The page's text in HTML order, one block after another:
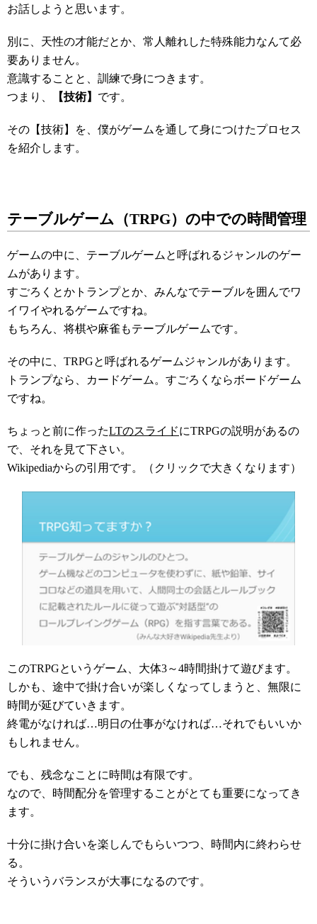
お話しようと思います。
別に、天性の才能だとか、常人離れした特殊能力なんて必
要ありません。
意識することと、訓練で身につきます。
つまり、
【技術】 です。
その【技術】を、僕がゲームを通して身につけたプロセス
を紹介します。
テーブルゲーム（TRPG）の中での時間管理
ゲームの中に、テーブルゲームと呼ばれるジャンルのゲー
ムがあります。
すごろくとかトランプとか、みんなでテーブルを囲んでワ
イワイやれるゲームですね。
もちろん、将棋や麻雀もテーブルゲームです。
その中に、TRPGと呼ばれるゲームジャンルがあります。
トランプなら、カードゲーム。すごろくならボードゲーム
ですね。
ちょっと前に作ったLTのスライドにTRPGの説明があるの
で、それを見て下さい。
Wikipediaからの引用です。（クリックで大きくなります）
このTRPGというゲーム、大体3～4時間掛けて遊びます。
しかも、途中で掛け合いが楽しくなってしまうと、無限に
時間が延びていきます。
終電がなければ…明日の仕事がなければ…それでもいいか
もしれません。
でも、残念なことに時間は有限です。
なので、時間配分を管理することがとても重要になってき
ます。
十分に掛け合いを楽しんでもらいつつ、時間内に終わらせ
る。
そういうバランスが大事になるのです。